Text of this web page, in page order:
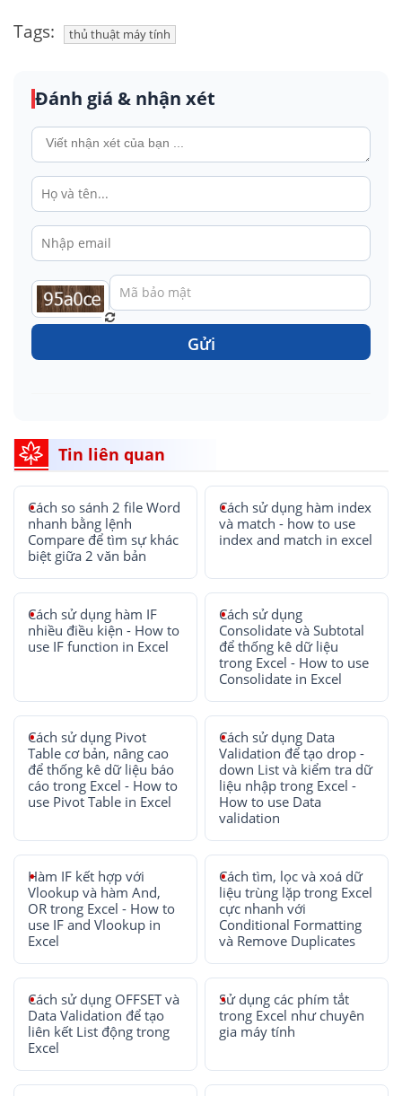
Tags: thủ thuật máy tính
Đánh giá & nhận xét
Gửi
Tin liên quan
Cách so sánh 2 file Word
nhanh bằng lệnh
Compare để tìm sự khác
biệt giữa 2 văn bản
Cách sử dụng hàm index
và match - how to use
index and match in excel
Cách sử dụng hàm IF
nhiều điều kiện - How to
use IF function in Excel
Cách sử dụng
Consolidate và Subtotal
để thống kê dữ liệu
trong Excel - How to use
Consolidate in Excel
Cách sử dụng Pivot
Table cơ bản, nâng cao
để thống kê dữ liệu báo
cáo trong Excel - How to
use Pivot Table in Excel
Cách sử dụng Data
Validation để tạo drop -
down List và kiểm tra dữ
liệu nhập trong Excel -
How to use Data
validation
Hàm IF kết hợp với
Vlookup và hàm And,
OR trong Excel - How to
use IF and Vlookup in
Excel
Cách tìm, lọc và xoá dữ
liệu trùng lặp trong Excel
cực nhanh với
Conditional Formatting
và Remove Duplicates
Cách sử dụng OFFSET và
Data Validation để tạo
liên kết List động trong
Excel
Sử dụng các phím tắt
trong Excel như chuyên
gia máy tính